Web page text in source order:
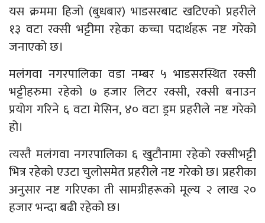
यस क्रममा हिजो (बुधबार) भाडसरबाट खटिएको प्रहरीले
१३ वटा रक्सी भट्टीमा रहेका कच्चा पदार्थहरू नष्ट गरेको
जनाएको छ।
मलंगवा नगरपालिका वडा नम्बर ५ भाडसरस्थित रक्सी
भट्टीहरुमा रहेको ७ हजार लिटर रक्सी, रक्सी बनाउन
प्रयोग गरिने ६ वटा मेसिन, ४० वटा ड्रम प्रहरीले नष्ट गरेको
हो।
त्यस्तै मलंगवा नगरपालिका ६ खुटौनामा रहेको रक्सीभट्टी
भित्र रहेको एउटा चुलोसमेत प्रहरीले नष्ट गरेको छ। प्रहरीका
अनुसार नष्ट गरिएका ती सामग्रीहरूको मूल्य २ लाख २०
हजार भन्दा बढी रहेको छ।